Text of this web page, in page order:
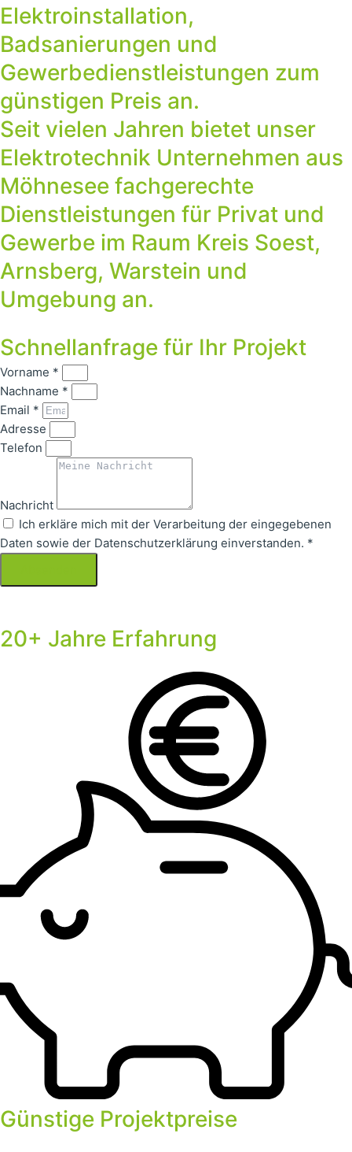
Elektroinstallation,
Badsanierungen und
Gewerbedienstleistungen zum
günstigen Preis an.
Seit vielen Jahren bietet unser
Elektrotechnik Unternehmen aus
Möhnesee fachgerechte
Dienstleistungen für Privat und
Gewerbe im Raum Kreis Soest,
Arnsberg, Warstein und
Umgebung an.
Schnellanfrage für Ihr Projekt
Vorname *
Nachname *
Email *
Adresse
Telefon
Nachricht
Ich erkläre mich mit der Verarbeitung der eingegebenen
Daten sowie der Datenschutzerklärung einverstanden. *
20+ Jahre Erfahrung
Günstige Projektpreise